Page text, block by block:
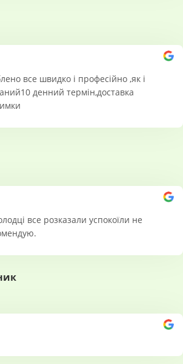
все швидко і професійно ,як і
денний термін,доставка
все розказали успокоїли не